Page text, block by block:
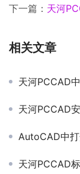
下一篇： 天河
相关文章
天河PCCAD
天河PCCAD安
AutoCAD中打
天河PCCAD